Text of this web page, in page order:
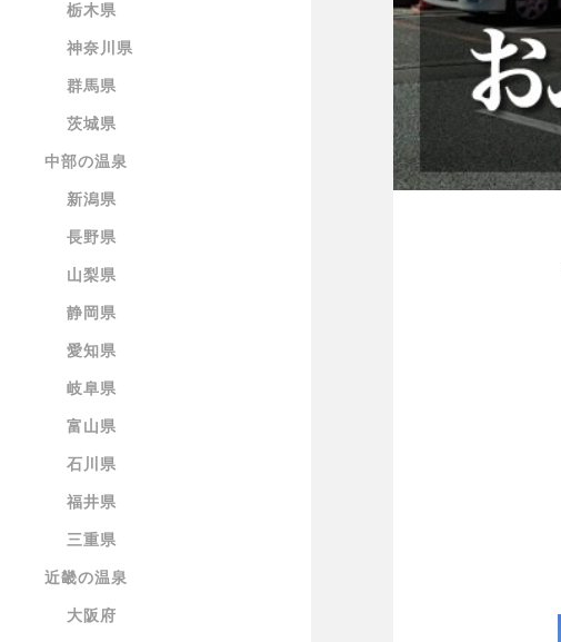
栃木県
神奈川県
群馬県
茨城県
中部の温泉
新潟県
長野県
山梨県
静岡県
愛知県
岐阜県
富山県
石川県
福井県
三重県
近畿の温泉
大阪府